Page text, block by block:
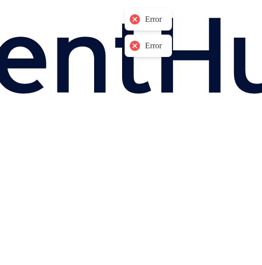
Error
Error